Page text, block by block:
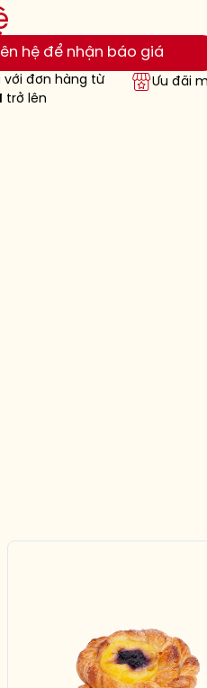
hệ để nhận báo giá
với đơn hàng từ
trở lên
Ưu đãi